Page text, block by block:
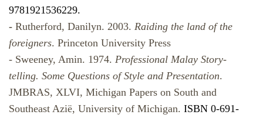
9781921536229.
- Rutherford, Danilyn. 2003. Raiding the land of the
foreigners. Princeton University Press
- Sweeney, Amin. 1974. Professional Malay Story-
telling. Some Questions of Style and Presentation.
JMBRAS, XLVI, Michigan Papers on South and
Southeast Azië, University of Michigan. ISBN 0-691-